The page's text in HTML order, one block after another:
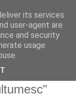
its services
user-agent are
and security
usage